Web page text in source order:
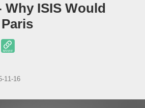
Why ISIS Would
11-16